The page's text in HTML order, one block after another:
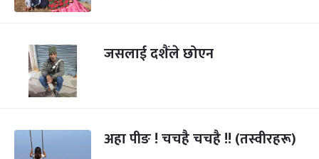
जसलाई दशैंले छोएन
अहा पीङ ! चचहै चचहै !! (तस्वीरहरू)